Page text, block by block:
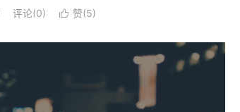
评论(0)  赞(5)